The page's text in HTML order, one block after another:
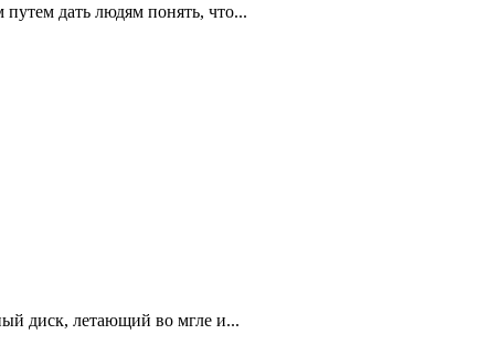
дать людям понять, что...
диск, летающий во мгле и...